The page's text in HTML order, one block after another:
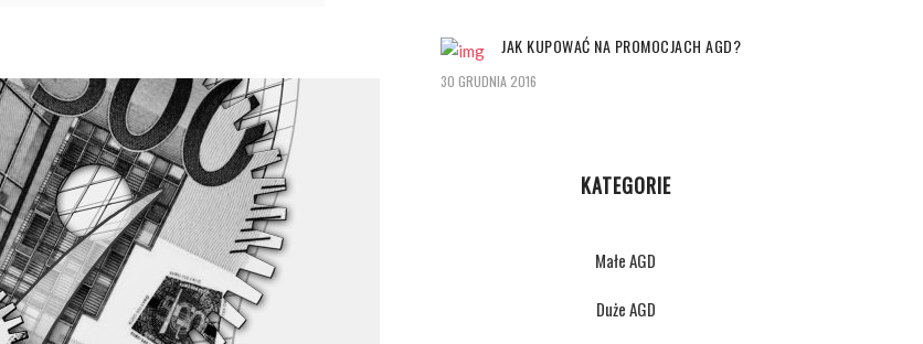
JAK KUPOWAĆ NA PROMOCJACH AGD?
30 GRUDNIA 2016
KATEGORIE
Małe AGD
Duże AGD